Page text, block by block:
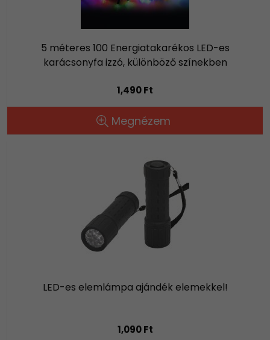
5 méteres 100 Energiatakarékos LED-es
karácsonyfa izzó, különböző színekben
1,490 Ft
Megnézem
LED-es elemlámpa ajándék elemekkel!
1,090 Ft